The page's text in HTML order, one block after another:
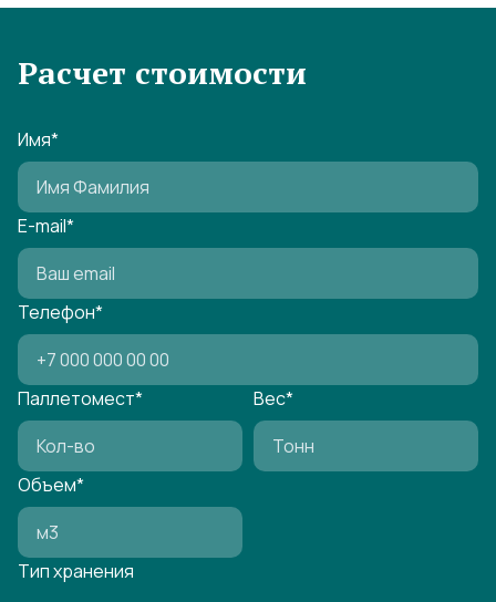
Расчет стоимости
Имя*
E-mail*
Телефон*
Паллетомест* Вес*
Объем*
Тип хранения